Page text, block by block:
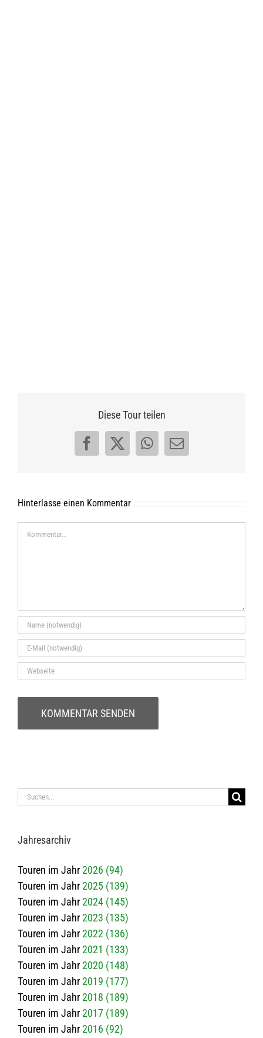
Diese Tour teilen
Facebook
X WhatsApp
E-
Hinterlasse einen Kommentar
Kommentar
Suche
Jah­res­ar­chiv
Touren im Jahr2026 (94)
Touren im Jahr2025 (139)
Touren im Jahr2024 (145)
Touren im Jahr2023 (135)
Touren im Jahr2022 (136)
Touren im Jahr2021 (133)
Touren im Jahr2020 (148)
Touren im Jahr2019 (177)
Touren im Jahr2018 (189)
Touren im Jahr2017 (189)
Touren im Jahr2016 (92)